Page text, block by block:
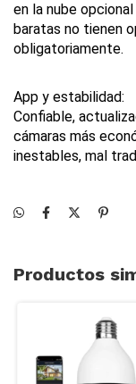
en la nube
baratas no tienen
obligatoriamente.
App y estabilidad:
Confiable,
cámaras más
inestables, mal
Productos